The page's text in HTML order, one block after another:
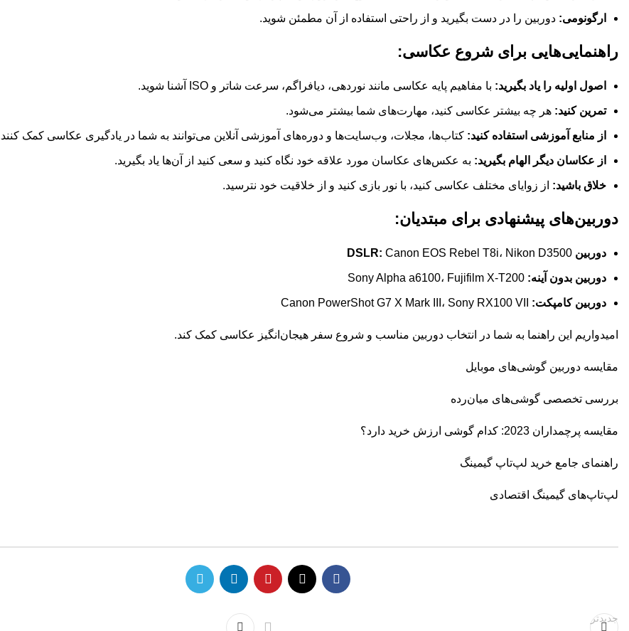
ارگونومی: دوربین را در دست بگیرید و از راحتی استفاده از آن مطمئن شوید.
راهنمایی‌هایی برای شروع عکاسی:
اصول اولیه را یاد بگیرید: با مفاهیم پایه عکاسی مانند نوردهی، دیافراگم، سرعت شاتر و ISO آشنا شوید.
تمرین کنید: هر چه بیشتر عکاسی کنید، مهارت‌های شما بیشتر می‌شود.
از منابع آموزشی استفاده کنید: کتاب‌ها، مجلات، وب‌سایت‌ها و دوره‌های آموزشی آنلاین می‌توانند به شما در یادگیری عکاسی کمک
از عکاسان دیگر الهام بگیرید: به عکس‌های عکاسان مورد علاقه خود نگاه کنید و سعی کنید از آن‌ها یاد بگیرید.
خلاق باشید: از زوایای مختلف عکاسی کنید، با نور بازی کنید و از خلاقیت خود نترسید.
دوربین‌های پیشنهادی برای مبتدیان:
دوربین DSLR: Canon EOS Rebel T8i، Nikon D3500
دوربین بدون آینه:
دوربین کامپکت:
امیدواریم این راهنما به شما در انتخاب دوربین مناسب و شروع سفر هیجان‌انگیز عکاسی کمک کند.
مقایسه دوربین گوشی‌های موبایل
بررسی تخصصی گوشی‌های میان‌رده
مقایسه پرچمداران 2023: کدام گوشی ارزش خرید دارد؟
راهنمای جامع خرید لپ‌تاپ گیمینگ
لپ‌تاپ‌های گیمینگ اقتصادی
جدیدتر